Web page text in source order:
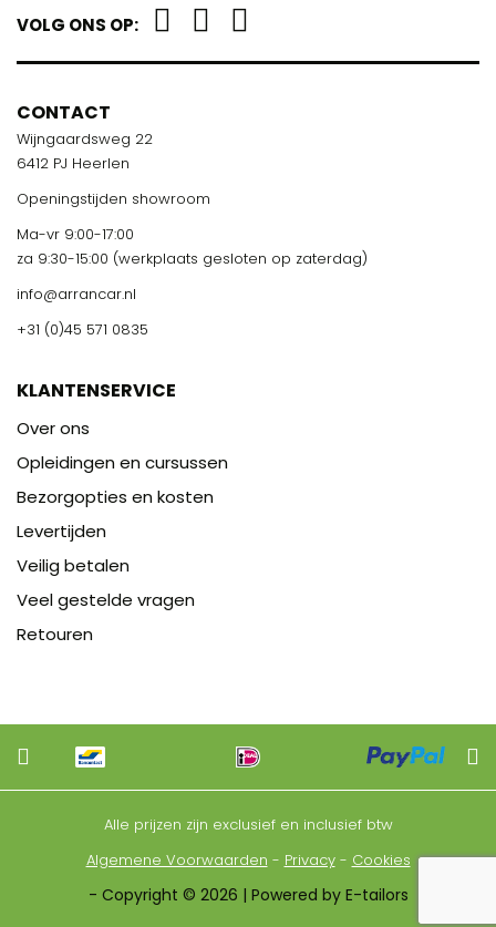
VOLG ONS OP:
CONTACT
Wijngaardsweg 22
6412 PJ Heerlen
Openingstijden showroom
Ma-vr 9:00-17:00
za 9:30-15:00 (werkplaats gesloten op zaterdag)
info@arrancar.nl
+31 (0)45 571 0835
KLANTENSERVICE
Over ons
Opleidingen en cursussen
Bezorgopties en kosten
Levertijden
Veilig betalen
Veel gestelde vragen
Retouren
Alle prijzen zijn exclusief en inclusief btw
Algemene Voorwaarden - Privacy- Cookies
- Copyright © 2026 | Powered by E-tailors